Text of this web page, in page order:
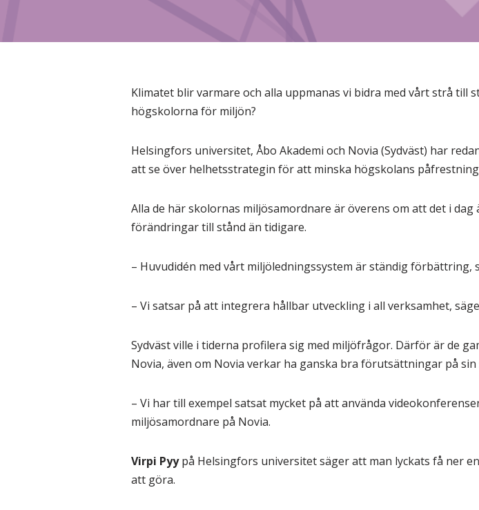
Klimatet blir varmare och alla uppmanas vi bidra med vårt strå till
högskolorna för miljön?
Helsingfors universitet, Åbo Akademi och Novia (Sydväst) har
att se över helhetsstrategin för att minska högskolans
Alla de här skolornas miljösamordnare är överens om att det i
förändringar till stånd än tidigare.
– Huvudidén med vårt miljöledningssystem är ständig förbättring,
– Vi satsar på att integrera hållbar utveckling i all verksamhet,
Sydväst ville i tiderna profilera sig med miljöfrågor. Därför är de
Novia, även om Novia verkar ha ganska bra förutsättningar på
– Vi har till exempel satsat mycket på att använda
miljösamordnare på Novia.
Virpi Pyypå Helsingfors universitet säger att man lyckats få ner
att göra.